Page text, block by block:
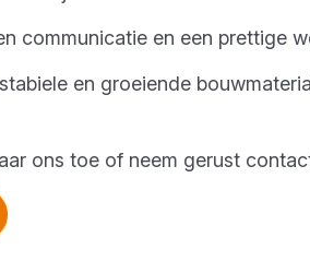
communicatie en een prettige
en groeiende
ons toe of neem gerust